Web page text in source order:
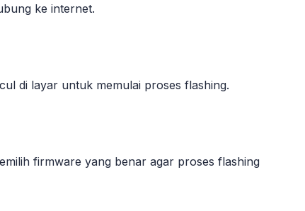
ke internet.
di layar untuk memulai proses flashing.
firmware yang benar agar proses flashing